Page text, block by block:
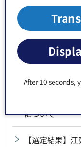
After 10 seconds,
現地相談ステ
る公募型プロ
【選定結果】
ルの実施につい
【受付終了】江
みせ）業務委
について
【選定結果】